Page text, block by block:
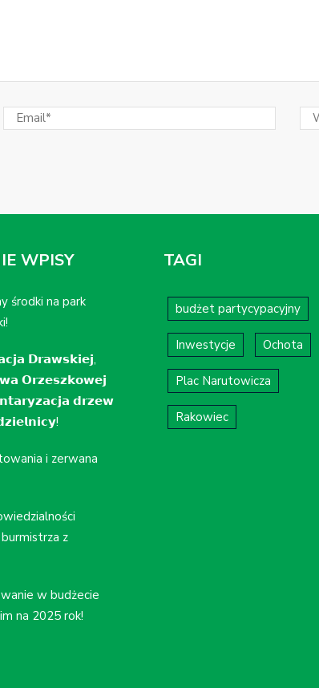
WPISY
środki na park
𝗗𝗿𝗮𝘄𝘀𝗸𝗶𝗲𝗷,
𝗢𝗿𝘇𝗲𝘀𝘇𝗸𝗼𝘄𝗲𝗷
𝗱𝗿𝘇𝗲𝘄
i zerwana
z
w budżecie
na 2025 rok!
TAGI
budżet partycypacyjny
Inwestycje Ochota
Plac Narutowicza
Rakowiec